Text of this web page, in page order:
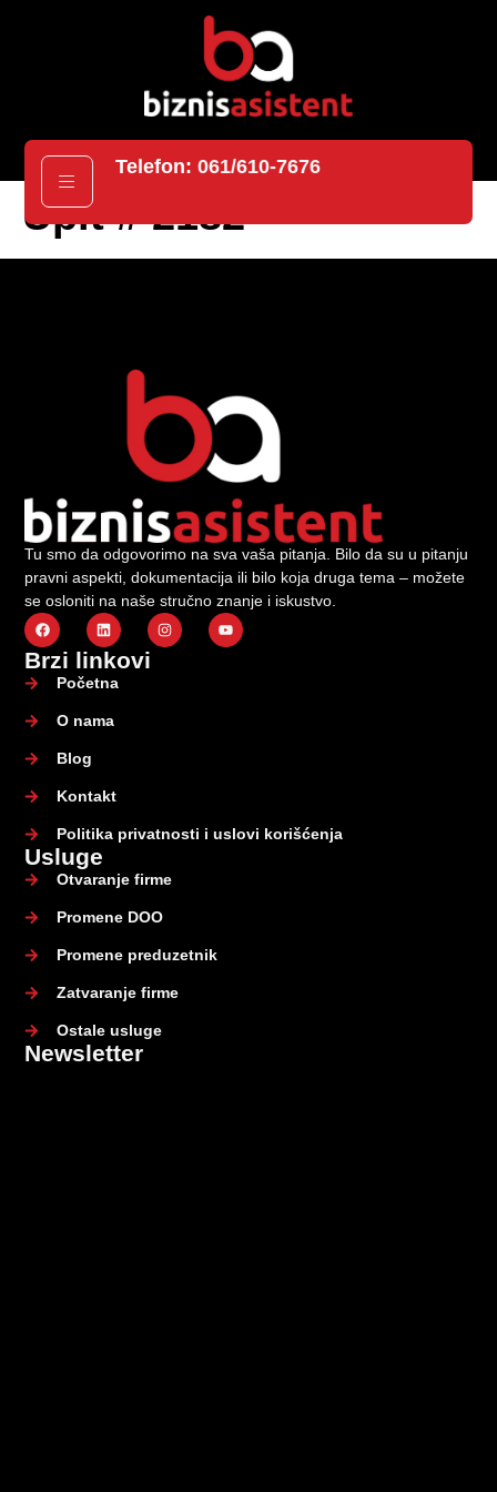
Telefon:061/610-7676
Upit # 2182
Tu smo da odgovorimo na sva vaša pitanja. Bilo da su u pitanju
pravni aspekti, dokumentacija ili bilo koja druga tema – možete
se osloniti na naše stručno znanje i iskustvo.
Brzi linkovi
Početna
O nama
Blog
Kontakt
Politika privatnosti i uslovi korišćenja
Usluge
Otvaranje firme
Promene DOO
Promene preduzetnik
Zatvaranje firme
Ostale usluge
Newsletter